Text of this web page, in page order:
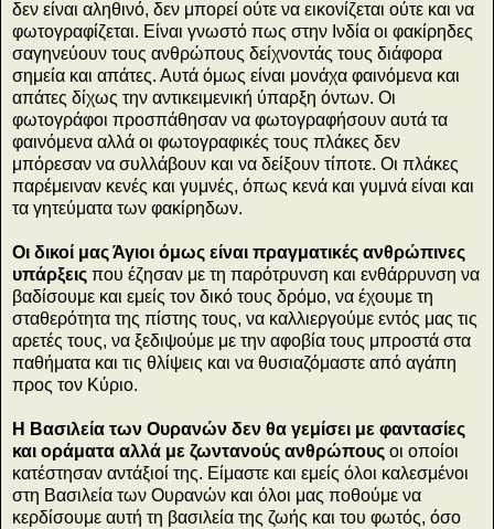
δεν είναι αληθινό, δεν μπορεί ούτε να εικονίζεται ούτε και να
φωτογραφίζεται. Είναι γνωστό πως στην Ινδία οι φακίρηδες
σαγηνεύουν τους ανθρώπους δείχνοντάς τους διάφορα
σημεία και απάτες. Αυτά όμως είναι μονάχα φαινόμενα και
απάτες δίχως την αντικειμενική ύπαρξη όντων. Οι
φωτογράφοι προσπάθησαν να φωτογραφήσουν αυτά τα
φαινόμενα αλλά οι φωτογραφικές τους πλάκες δεν
μπόρεσαν να συλλάβουν και να δείξουν τίποτε. Οι πλάκες
παρέμειναν κενές και γυμνές, όπως κενά και γυμνά είναι και
τα γητεύματα των φακίρηδων.
Οι δικοί μας Άγιοι όμως είναι πραγματικές ανθρώπινες
υπάρξεις που έζησαν με τη παρότρυνση και ενθάρρυνση να
βαδίσουμε και εμείς τον δικό τους δρόμο, να έχουμε τη
σταθερότητα της πίστης τους, να καλλιεργούμε εντός μας τις
αρετές τους, να ξεδιψούμε με την αφοβία τους μπροστά στα
παθήματα και τις θλίψεις και να θυσιαζόμαστε από αγάπη
προς τον Κύριο.
Η Βασιλεία των Ουρανών δεν θα γεμίσει με φαντασίες
και οράματα αλλά με ζωντανούς ανθρώπους οι οποίοι
κατέστησαν αντάξιοί της. Είμαστε και εμείς όλοι καλεσμένοι
στη Βασιλεία των Ουρανών και όλοι μας ποθούμε να
κερδίσουμε αυτή τη βασιλεία της ζωής και του φωτός, όσο